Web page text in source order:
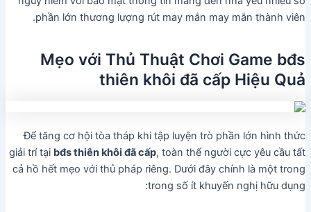
phần lớn thương lượng rút may mắn may mắn thành viên.
Mẹo với Thủ Thuật Chơi Game bđs
thiên khôi đã cấp Hiệu Quả
Để tăng cơ hội tòa tháp khi tập luyện trò phần lớn hình thức
giải trí tại bđs thiên khôi đã cấp, toàn thể người cực yêu cầu tất
cả hồ hết mẹo với thủ pháp riêng. Dưới đây chính là một trong
trong số ít khuyến nghị hữu dụng: